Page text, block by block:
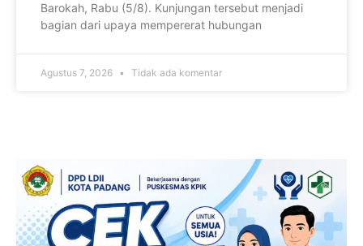
Barokah, Rabu (5/8). Kunjungan tersebut menjadi
bagian dari upaya mempererat hubungan
Agustus 7, 2026 Tidak ada komentar